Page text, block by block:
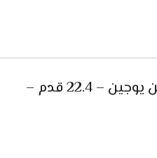
مميزات ثلاجة بابين متقابلين يوجين – 22.4 قدم –